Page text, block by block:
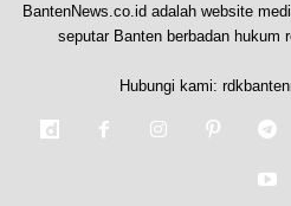
BantenNews.co.id adalah website
seputar Banten berbadan hukum
Hubungi kami: